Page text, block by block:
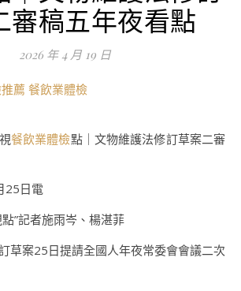
審稿五年夜看點
2026 年 4 月 19 日
薦 餐飲業體檢
餐飲業體檢點｜文物維護法修訂草案二審
25日電
”記者施雨岑、楊湛菲
草案25日提請全國人年夜常委會會議二次